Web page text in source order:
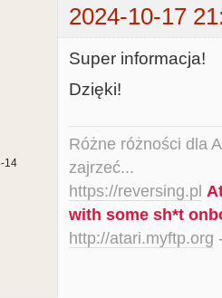
2024-10-17
14
Super informacja!
Dzięki!
Różne różności dla
zajrzeć...
https://reversing.pl
with some sh*t
http://atari.myftp.org